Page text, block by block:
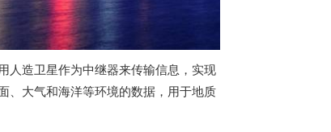
人造卫星作为中继器来传输信息，实现
、大气和海洋等环境的数据，用于地质